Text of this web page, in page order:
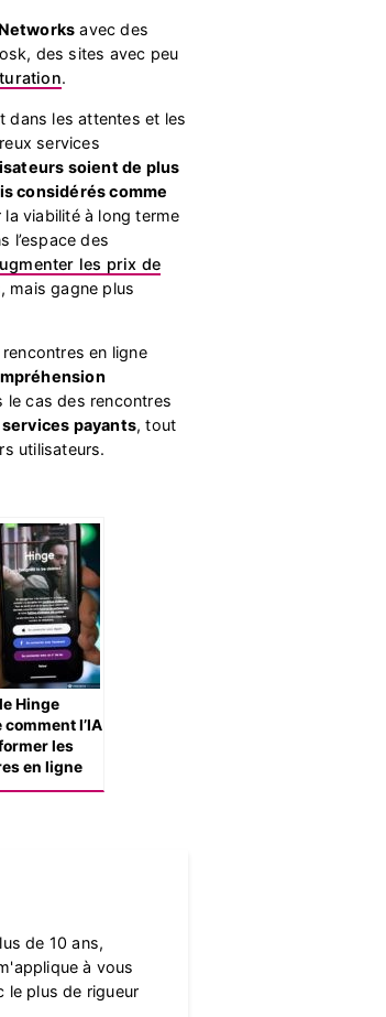
avec des
des sites avec peu
.
dans les attentes et les
services
soient de plus
considérés comme
viabilité à long terme
l’espace des
les prix de
mais gagne plus
en ligne
le cas des rencontres
payants, tout
utilisateurs.
Hinge
l’IA
les
en ligne
de 10 ans,
à vous
le plus de rigueur